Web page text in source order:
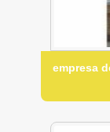
empresa